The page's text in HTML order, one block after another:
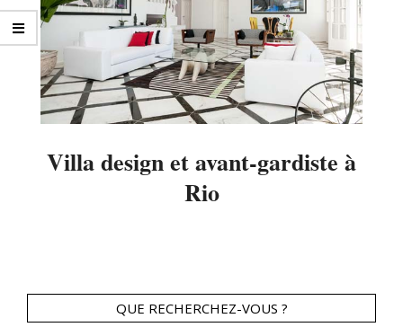
Villa design et avant-gardiste à
Rio
QUE RECHERCHEZ-VOUS ?